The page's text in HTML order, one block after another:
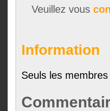
Veuillez vous
Information
Seuls les